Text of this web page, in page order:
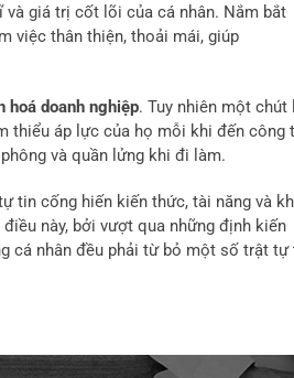
giá trị cốt lõi của cá nhân. Nắm bắt
việc thân thiện, thoải mái, giúp
hoá doanh nghiệp. Tuy nhiên một chút
thiểu áp lực của họ mỗi khi đến công
và quần lửng khi đi làm.
tin cống hiến kiến thức, tài năng và
này, bởi vượt qua những định kiến
cá nhân đều phải từ bỏ một số trật tự